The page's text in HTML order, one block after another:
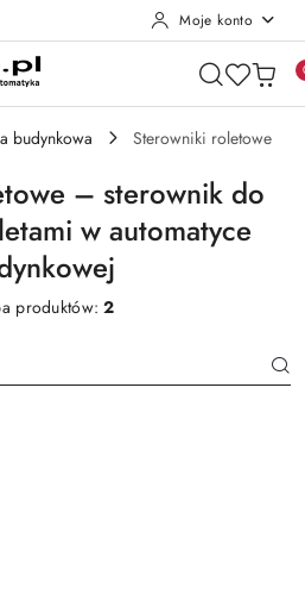
Moje konto
budynkowa Sterowniki roletowe
– sterownik do
w automatyce
produktów:2